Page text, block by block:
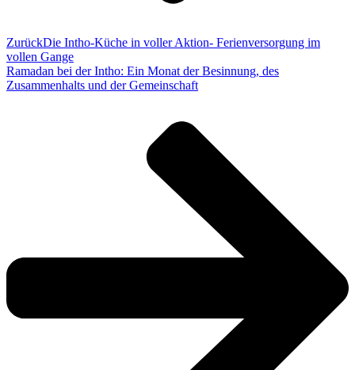
ZurückDie Intho-Küche in voller Aktion- Ferienversorgung im
vollen Gange
Ramadan bei der Intho: Ein Monat der Besinnung, des
Zusammenhalts und der Gemeinschaft